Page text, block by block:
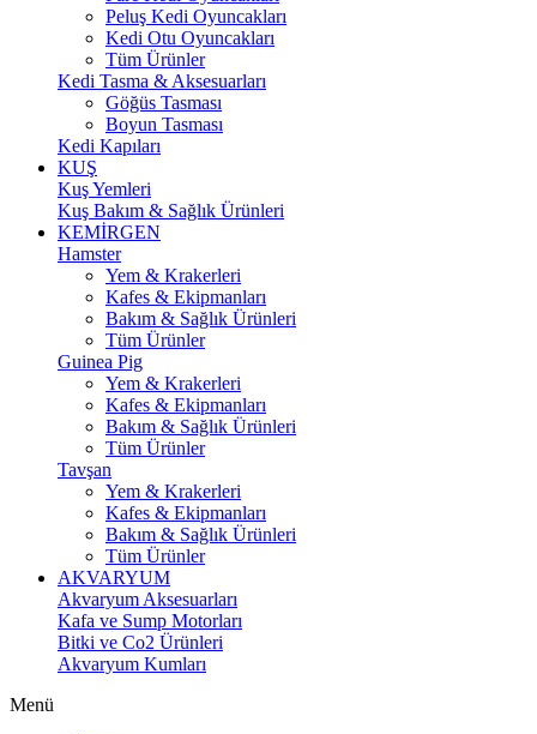
Peluş Kedi Oyuncakları
Kedi Otu Oyuncakları
Tüm Ürünler
Kedi Tasma & Aksesuarları
Göğüs Tasması
Boyun Tasması
Kedi Kapıları
KUŞ
Kuş Yemleri
Kuş Bakım & Sağlık Ürünleri
KEMİRGEN
Hamster
Yem & Krakerleri
Kafes & Ekipmanları
Bakım & Sağlık Ürünleri
Tüm Ürünler
Guinea Pig
Yem & Krakerleri
Kafes & Ekipmanları
Bakım & Sağlık Ürünleri
Tüm Ürünler
Tavşan
Yem & Krakerleri
Kafes & Ekipmanları
Bakım & Sağlık Ürünleri
Tüm Ürünler
AKVARYUM
Akvaryum Aksesuarları
Kafa ve Sump Motorları
Bitki ve Co2 Ürünleri
Akvaryum Kumları
Menü